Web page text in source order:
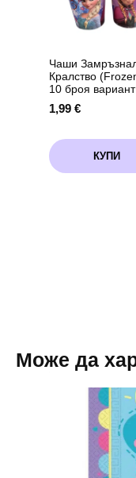
Чаши
Кралство
10 броя
1,99 €
КУПИ
Може да